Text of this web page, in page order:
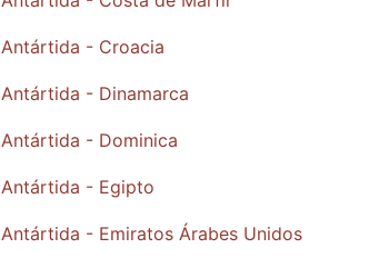
Antártida - Croacia
Antártida - Dinamarca
Antártida - Dominica
Antártida - Egipto
Antártida - Emiratos Árabes Unidos